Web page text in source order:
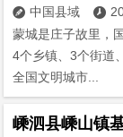
 中国县域 
蒙城是庄子故里，
4个乡镇、3个街道
全国文明城市...
嵊泗县嵊山镇